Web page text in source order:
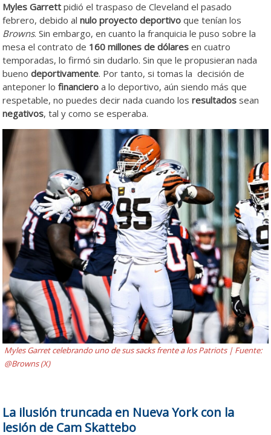
Myles Garrett pidió el traspaso de Cleveland el pasado
febrero, debido alnulo proyecto deportivo que tenían los
Browns. Sin embargo, en cuanto la franquicia le puso sobre la
mesa el contrato de 160 millones de dólares en cuatro
temporadas, lo firmó sin dudarlo. Sin que le propusieran nada
buenodeportivamente. Por tanto, si tomas la decisión de
anteponer lofinanciero a lo deportivo, aún siendo más que
respetable, no puedes decir nada cuando losresultados sean
negativos, tal y como se esperaba.
Myles Garret celebrando uno de sus sacks frente a los Patriots | Fuente:
@Browns (X)
La ilusión truncada en Nueva York con la
lesión de Cam Skattebo